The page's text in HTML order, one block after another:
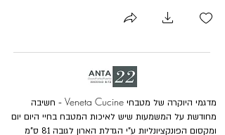
מדגמי היוקרה של מטבחי Veneta Cucine - חשיבה
מחודשת על המשמעות שיש לאיכות המטבח בחיי היום יום
ומקסום הפונקציונליות ע"י הגדלת הארון לגובה 81 ס"מ